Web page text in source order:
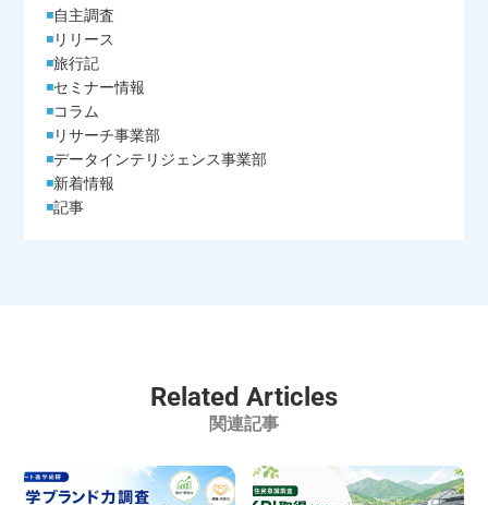
自主調査
リリース
旅行記
セミナー情報
コラム
リサーチ事業部
データインテリジェンス事業部
新着情報
記事
Related Articles
関連記事